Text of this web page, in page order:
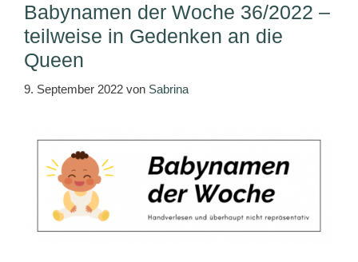
Babynamen der Woche 36/2022 –
teilweise in Gedenken an die
Queen
9. September 2022 von Sabrina